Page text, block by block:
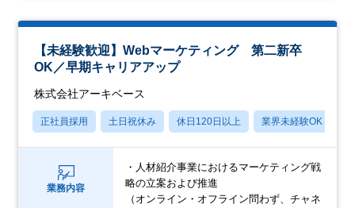
【未経験歓迎】Webマーケティング 第二新卒
OK／早期キャリアアップ
株式会社アーキベース
正社員採用 土日祝休み 休日120日以上 業界未経験OK
業務内容
・人材紹介事業におけるマーケティング戦
略の立案および推進
（オンライン・オフライン問わず、チャネ